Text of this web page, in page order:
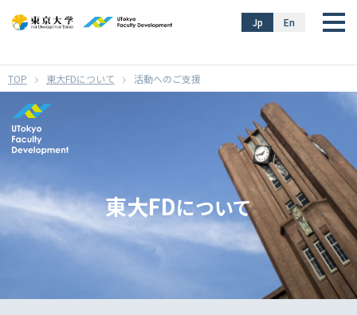
En
Jp
東大FDについて 活動へのご支援
東大FDについて